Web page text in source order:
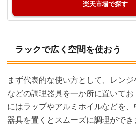
楽天市場
ラックで広く空間を使おう
まず代表的な使い方として、レン
などの調理器具を一か所に置いて
にはラップやアルミホイルなどを
器具を置くとスムーズに調理がで